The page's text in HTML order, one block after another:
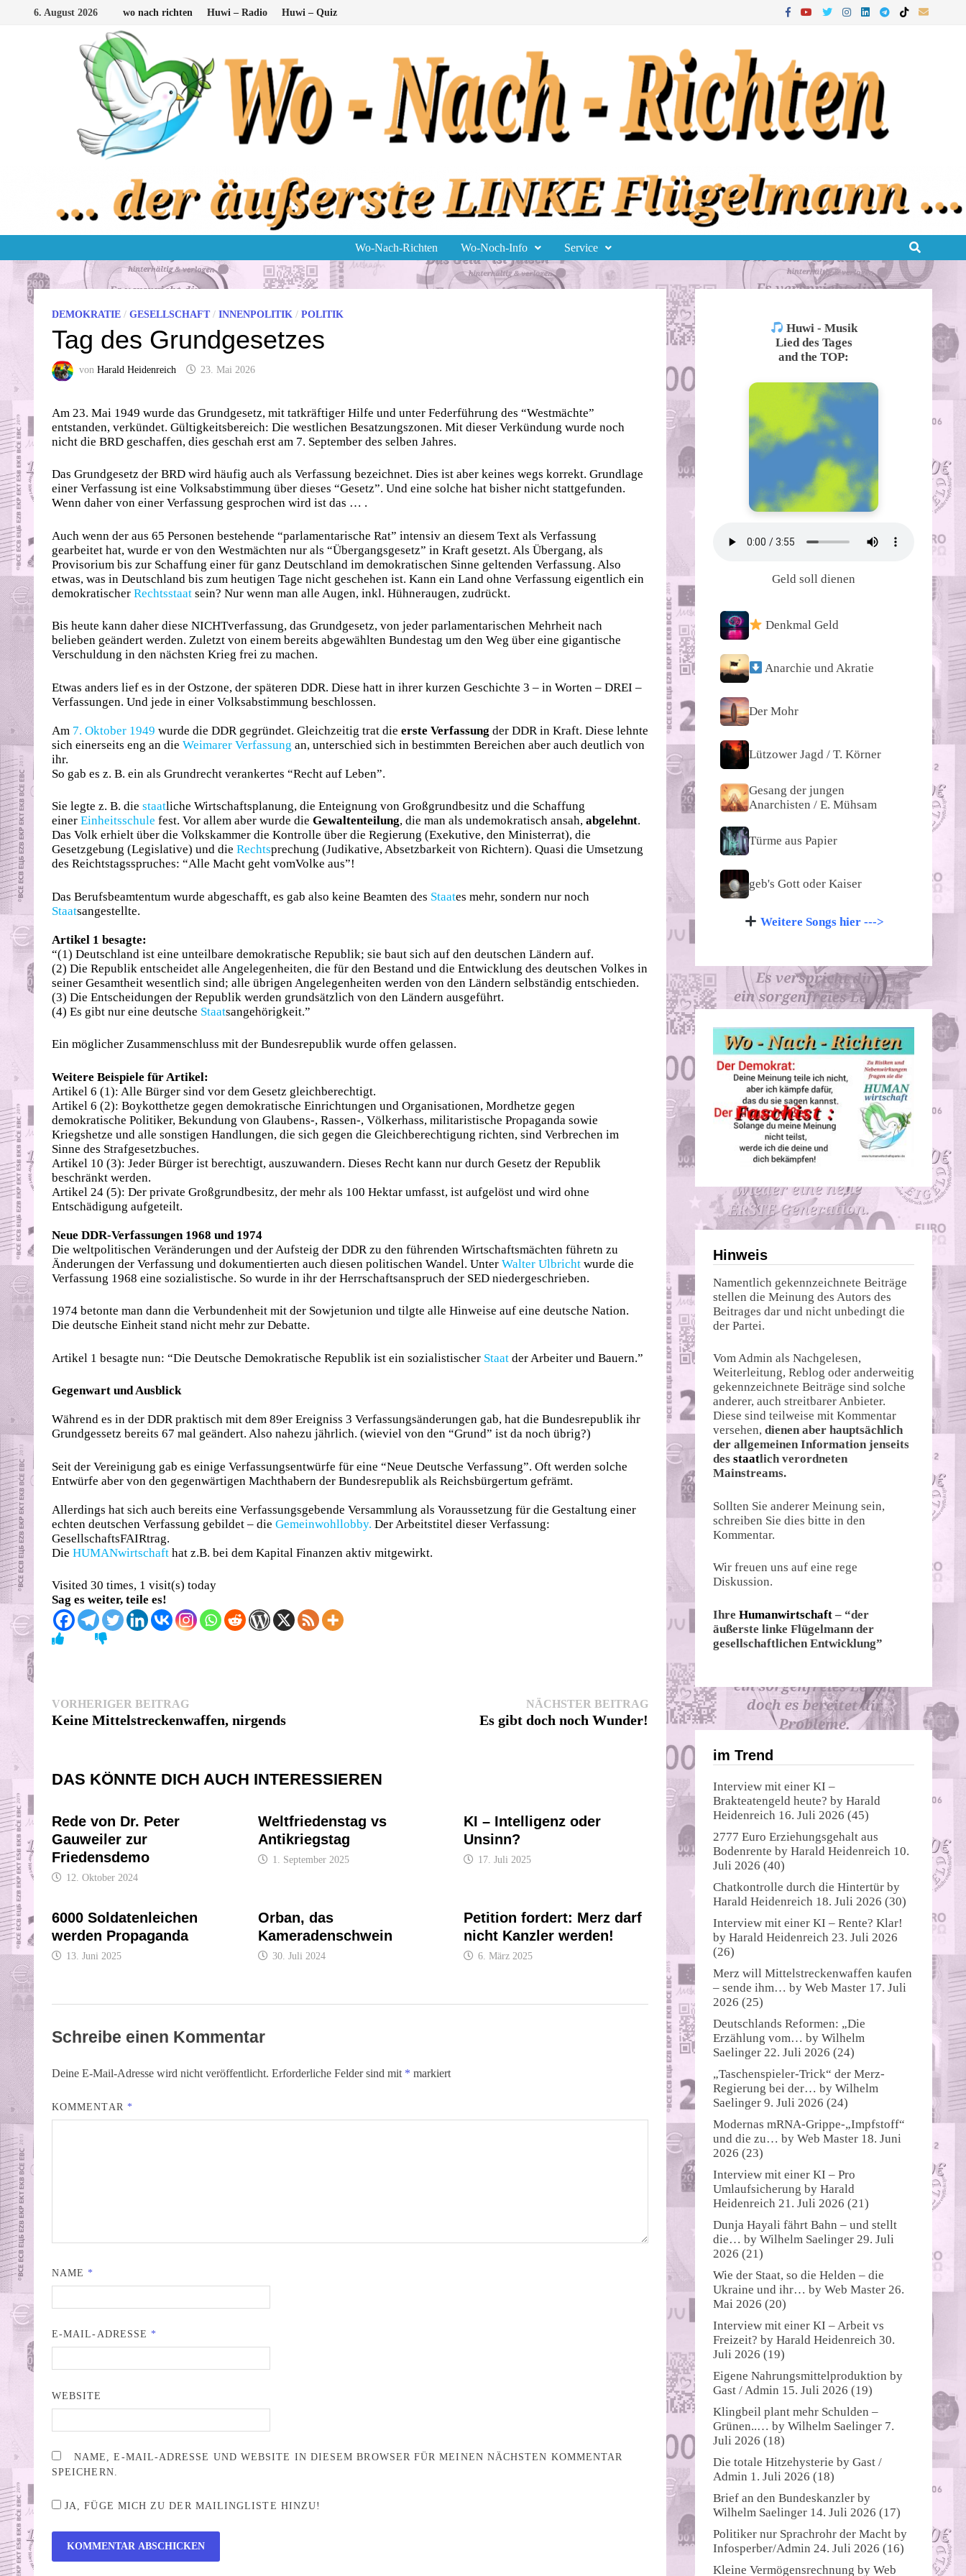
6. August 2026 wo nach richten Huwi – Radio Huwi – Quiz
Wo-Nach-Richten Wo-Noch-Info Service
DEMOKRATIE / GESELLSCHAFT/ INNENPOLITIK / POLITIK
Tag des Grundgesetzes
von Harald Heidenreich 23. Mai 2026
Am 23. Mai 1949 wurde das Grundgesetz, mit tatkräftiger Hilfe und unter Federführung des “Westmächte”
entstanden, verkündet. Gültigkeitsbereich: Die westlichen Besatzungszonen. Mit dieser Verkündung wurde noch
nicht die BRD geschaffen, dies geschah erst am 7. September des selben Jahres.
Das Grundgesetz der BRD wird häufig auch als Verfassung bezeichnet. Dies ist aber keines wegs korrekt. Grundlage
einer Verfassung ist eine Volksabstimmung über dieses “Gesetz”. Und eine solche hat bisher nicht stattgefunden.
Wenn daher von einer Verfassung gesprochen wird ist das … .
Auch wenn der aus 65 Personen bestehende “parlamentarische Rat” intensiv an diesem Text als Verfassung
gearbeitet hat, wurde er von den Westmächten nur als “Übergangsgesetz” in Kraft gesetzt. Als Übergang, als
Provisorium bis zur Schaffung einer für ganz Deutschland im demokratischen Sinne geltenden Verfassung. Also
etwas, was in Deutschland bis zum heutigen Tage nicht geschehen ist. Kann ein Land ohne Verfassung eigentlich ein
demokratischer Rechtsstaat sein? Nur wenn man alle Augen, inkl. Hühneraugen, zudrückt.
Bis heute kann daher diese NICHTverfassung, das Grundgesetz, von jeder parlamentarischen Mehrheit nach
belieben geändert werden. Zuletzt von einem bereits abgewählten Bundestag um den Weg über eine gigantische
Verschuldung in den nächsten Krieg frei zu machen.
Etwas anders lief es in der Ostzone, der späteren DDR. Diese hatt in ihrer kurzen Geschichte 3 – in Worten – DREI –
Verfassungen. Und jede in einer Volksabstimmung beschlossen.
Am 7. Oktober 1949 wurde die DDR gegründet. Gleichzeitig trat die erste Verfassung der DDR in Kraft. Diese lehnte
sich einerseits eng an die Weimarer Verfassung an, unterschied sich in bestimmten Bereichen aber auch deutlich von
ihr.
So gab es z. B. ein als Grundrecht verankertes “Recht auf Leben”.
Sie legte z. B. die staatliche Wirtschaftsplanung, die Enteignung von Großgrundbesitz und die Schaffung
einer Einheitsschule fest. Vor allem aber wurde die Gewaltenteilung, die man als undemokratisch ansah, abgelehnt.
Das Volk erhielt über die Volkskammer die Kontrolle über die Regierung (Exekutive, den Ministerrat), die
Gesetzgebung (Legislative) und die Rechtsprechung (Judikative, Absetzbarkeit von Richtern). Quasi die Umsetzung
des Reichtstagsspruches: “Alle Macht geht vomVolke aus”!
Das Berufsbeamtentum wurde abgeschafft, es gab also keine Beamten des Staates mehr, sondern nur noch
Staatsangestellte.
Artikel 1 besagte:
“(1) Deutschland ist eine unteilbare demokratische Republik; sie baut sich auf den deutschen Ländern auf.
(2) Die Republik entscheidet alle Angelegenheiten, die für den Bestand und die Entwicklung des deutschen Volkes in
seiner Gesamtheit wesentlich sind; alle übrigen Angelegenheiten werden von den Ländern selbständig entschieden.
(3) Die Entscheidungen der Republik werden grundsätzlich von den Ländern ausgeführt.
(4) Es gibt nur eine deutsche Staatsangehörigkeit.”
Ein möglicher Zusammenschluss mit der Bundesrepublik wurde offen gelassen.
Weitere Beispiele für Artikel:
Artikel 6 (1): Alle Bürger sind vor dem Gesetz gleichberechtigt.
Artikel 6 (2): Boykotthetze gegen demokratische Einrichtungen und Organisationen, Mordhetze gegen
demokratische Politiker, Bekundung von Glaubens-, Rassen-, Völkerhass, militaristische Propaganda sowie
Kriegshetze und alle sonstigen Handlungen, die sich gegen die Gleichberechtigung richten, sind Verbrechen im
Sinne des Strafgesetzbuches.
Artikel 10 (3): Jeder Bürger ist berechtigt, auszuwandern. Dieses Recht kann nur durch Gesetz der Republik
beschränkt werden.
Artikel 24 (5): Der private Großgrundbesitz, der mehr als 100 Hektar umfasst, ist aufgelöst und wird ohne
Entschädigung aufgeteilt.
Neue DDR-Verfassungen 1968 und 1974
Die weltpolitischen Veränderungen und der Aufsteig der DDR zu den führenden Wirtschaftsmächten führetn zu
Änderungen der Verfassung und dokumentierten auch diesen politischen Wandel. Unter Walter Ulbricht wurde die
Verfassung 1968 eine sozialistische. So wurde in ihr der Herrschaftsanspruch der SED niedergeschrieben.
1974 betonte man dann die Verbundenheit mit der Sowjetunion und tilgte alle Hinweise auf eine deutsche Nation.
Die deutsche Einheit stand nicht mehr zur Debatte.
Artikel 1 besagte nun: “Die Deutsche Demokratische Republik ist ein sozialistischer Staat der Arbeiter und Bauern.”
Gegenwart und Ausblick
Während es in der DDR praktisch mit dem 89er Ereigniss 3 Verfassungsänderungen gab, hat die Bundesrepublik ihr
Grundgessetz bereits 67 mal geändert. Also nahezu jährlich. (wieviel von den “Grund” ist da noch übrig?)
Seit der Vereinigung gab es einige Verfassungsentwürfe für eine “Neue Deutsche Verfassung”. Oft werden solche
Entwürfe aber von den gegenwärtigen Machthabern der Bundesrepublik als Reichsbürgertum gefrämt.
Allerdings hat sich auch bereits eine Verfassungsgebende Versammlung als Voraussetzung für die Gestaltung einer
echten deutschen Verfassung gebildet – die Gemeinwohllobby. Der Arbeitstitel dieser Verfassung:
GesellschaftsFAIRtrag.
Die HUMANwirtschaft hat z.B. bei dem Kapital Finanzen aktiv mitgewirkt.
Visited 30 times, 1 visit(s) today
Sag es weiter, teile es!
Beitragsnavigation
VORHERIGER BEITRAGVorheriger
Beitrag:
Keine Mittelstreckenwaffen, nirgends
NÄCHSTER BEITRAGNächster
Beitrag:
Es gibt doch noch Wunder!
DAS KÖNNTE DICH AUCH INTERESSIEREN
Rede von Dr. Peter
Gauweiler zur
Friedensdemo
12. Oktober 2024
Weltfriedenstag vs
Antikriegstag
1. September 2025
KI – Intelligenz oder
Unsinn?
17. Juli 2025
6000 Soldatenleichen
werden Propaganda
13. Juni 2025
Orban, das
Kameradenschwein
30. Juli 2024
Petition fordert: Merz darf
nicht Kanzler werden!
6. März 2025
Schreibe einen Kommentar
Deine E-Mail-Adresse wird nicht veröffentlicht. Erforderliche Felder sind mit * markiert
KOMMENTAR *
NAME *
E-MAIL-ADRESSE *
WEBSITE
NAME, E-MAIL-ADRESSE UND WEBSITE IN DIESEM BROWSER FÜR MEINEN NÄCHSTEN KOMMENTAR
SPEICHERN.
JA, FÜGE MICH ZU DER MAILINGLISTE HINZU!
Huwi - Musik
Lied des Tages
and the TOP:
Geld soll dienen
Denkmal Geld
Anarchie und Akratie
Der Mohr
Lützower Jagd / T. Körner
Gesang der jungen
Anarchisten / E. Mühsam
Türme aus Papier
geb's Gott oder Kaiser
Weitere Songs hier --->
Hinweis
Namentlich gekennzeichnete Beiträge
stellen die Meinung des Autors des
Beitrages dar und nicht unbedingt die
der Partei.
Vom Admin als Nachgelesen,
Weiterleitung, Reblog oder anderweitig
gekennzeichnete Beiträge sind solche
anderer, auch streitbarer Anbieter.
Diese sind teilweise mit Kommentar
versehen, dienen aber hauptsächlich
der allgemeinen Information jenseits
des staatlich verordneten
Mainstreams.
Sollten Sie anderer Meinung sein,
schreiben Sie dies bitte in den
Kommentar.
Wir freuen uns auf eine rege
Diskussion.
Ihre Humanwirtschaft – “der
äußerste linke Flügelmann der
gesellschaftlichen Entwicklung”
im Trend
Interview mit einer KI –
Brakteatengeld heute? by Harald
Heidenreich 16. Juli 2026 (45)
2777 Euro Erziehungsgehalt aus
Bodenrente by Harald Heidenreich 10.
Juli 2026 (40)
Chatkontrolle durch die Hintertür by
Harald Heidenreich 18. Juli 2026 (30)
Interview mit einer KI – Rente? Klar!
by Harald Heidenreich 23. Juli 2026
(26)
Merz will Mittelstreckenwaffen kaufen
– sende ihm… by Web Master 17. Juli
2026 (25)
Deutschlands Reformen: „Die
Erzählung vom… by Wilhelm
Saelinger 22. Juli 2026 (24)
„Taschenspieler-Trick“ der Merz-
Regierung bei der… by Wilhelm
Saelinger 9. Juli 2026 (24)
Modernas mRNA-Grippe-„Impfstoff“
und die zu… by Web Master 18. Juni
2026 (23)
Interview mit einer KI – Pro
Umlaufsicherung by Harald
Heidenreich 21. Juli 2026 (21)
Dunja Hayali fährt Bahn – und stellt
die… by Wilhelm Saelinger 29. Juli
2026 (21)
Wie der Staat, so die Helden – die
Ukraine und ihr… by Web Master 26.
Mai 2026 (20)
Interview mit einer KI – Arbeit vs
Freizeit? by Harald Heidenreich 30.
Juli 2026 (19)
Eigene Nahrungsmittelproduktion by
Gast / Admin 15. Juli 2026 (19)
Klingbeil plant mehr Schulden –
Grünen..… by Wilhelm Saelinger 7.
Juli 2026 (18)
Die totale Hitzehysterie by Gast /
Admin 1. Juli 2026 (18)
Brief an den Bundeskanzler by
Wilhelm Saelinger 14. Juli 2026 (17)
Politiker nur Sprachrohr der Macht by
Infosperber/Admin 24. Juli 2026 (16)
Kleine Vermögensrechnung by Web